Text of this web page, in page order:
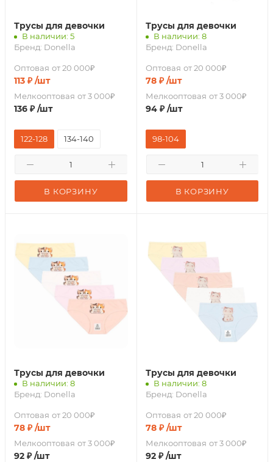
Трусы для девочки
В наличии: 5
Бренд: Donella
Оптовая от 20 000₽
113 ₽ /шт
Мелкооптовая от 3 000₽
136 ₽ /шт
В КОРЗИНУ
122-128 134-140
Трусы для девочки
В наличии: 8
Бренд: Donella
Оптовая от 20 000₽
78₽ /шт
Мелкооптовая от 3 000₽
94₽ /шт
В КОРЗИНУ
98-104
Трусы для девочки
В наличии: 8
Бренд: Donella
Оптовая от 20 000₽
78 ₽ /шт
Мелкооптовая от 3 000₽
92 ₽ /шт
Трусы для девочки
В наличии: 8
Бренд: Donella
Оптовая от 20 000₽
78₽ /шт
Мелкооптовая от 3 000₽
92₽ /шт